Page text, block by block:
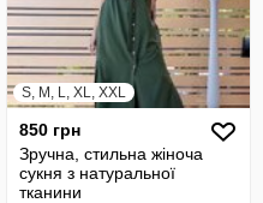
S, M, L, XL, XXL
850 грн
Зручна, стильна жіноча
сукня з натуральної
тканини